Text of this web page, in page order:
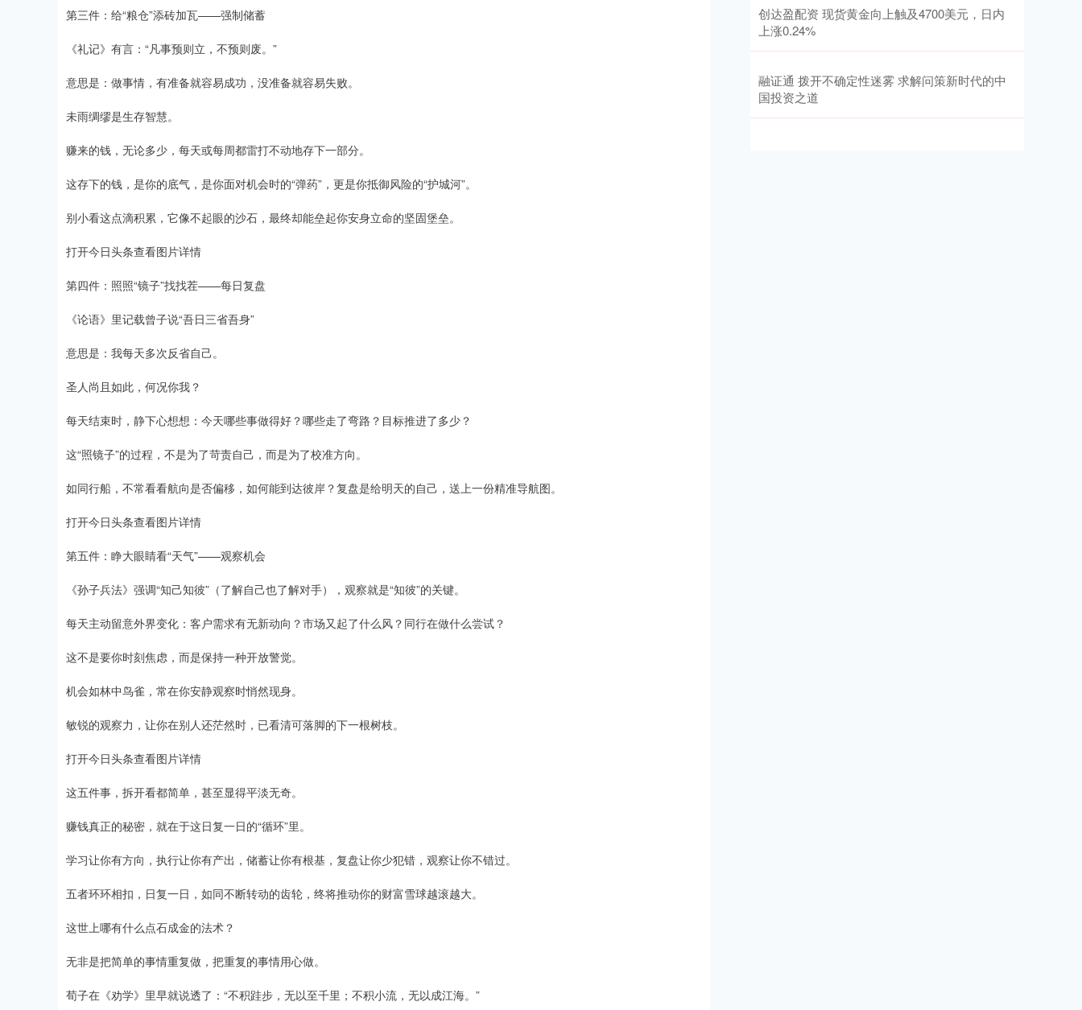
第三件：给“粮仓”添砖加瓦——强制储蓄
《礼记》有言：“凡事预则立，不预则废。”
意思是：做事情，有准备就容易成功，没准备就容易失败。
未雨绸缪是生存智慧。
赚来的钱，无论多少，每天或每周都雷打不动地存下一部分。
这存下的钱，是你的底气，是你面对机会时的“弹药”，更是你抵御风险的“护城河”。
别小看这点滴积累，它像不起眼的沙石，最终却能垒起你安身立命的坚固堡垒。
打开今日头条查看图片详情
第四件：照照“镜子”找找茬——每日复盘
《论语》里记载曾子说“吾日三省吾身”
意思是：我每天多次反省自己。
圣人尚且如此，何况你我？
每天结束时，静下心想想：今天哪些事做得好？哪些走了弯路？目标推进了多少？
这“照镜子”的过程，不是为了苛责自己，而是为了校准方向。
如同行船，不常看看航向是否偏移，如何能到达彼岸？复盘是给明天的自己，送上一份精准导航图。
打开今日头条查看图片详情
第五件：睁大眼睛看“天气”——观察机会
《孙子兵法》强调“知己知彼”（了解自己也了解对手），观察就是“知彼”的关键。
每天主动留意外界变化：客户需求有无新动向？市场又起了什么风？同行在做什么尝试？
这不是要你时刻焦虑，而是保持一种开放警觉。
机会如林中鸟雀，常在你安静观察时悄然现身。
敏锐的观察力，让你在别人还茫然时，已看清可落脚的下一根树枝。
打开今日头条查看图片详情
这五件事，拆开看都简单，甚至显得平淡无奇。
赚钱真正的秘密，就在于这日复一日的“循环”里。
学习让你有方向，执行让你有产出，储蓄让你有根基，复盘让你少犯错，观察让你不错过。
五者环环相扣，日复一日，如同不断转动的齿轮，终将推动你的财富雪球越滚越大。
这世上哪有什么点石成金的法术？
无非是把简单的事情重复做，把重复的事情用心做。
荀子在《劝学》里早就说透了：“不积跬步，无以至千里；不积小流，无以成江海。”
创达盈配资 现货黄金向上触及4700美元，日内
上涨0.24%
融证通 拨开不确定性迷雾 求解问策新时代的中
国投资之道